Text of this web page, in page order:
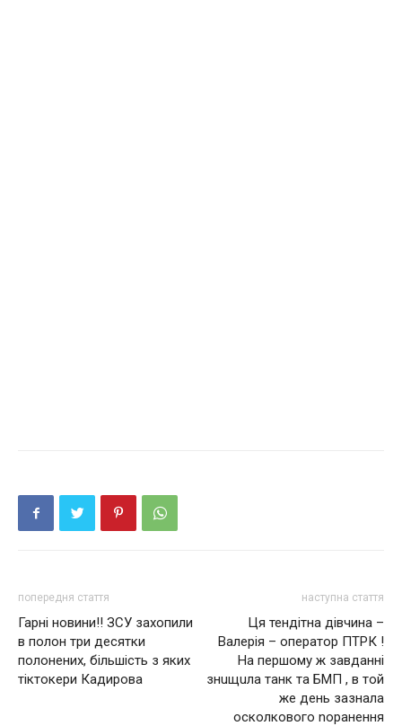
попередня стаття
Гарні новини!! ЗСУ захопили
в полон три десятки
полонених, більшість з яких
тіктокери Кадирова
наступна стаття
Ця тендітна дівчина –
Валерія – оператор ПТРК !
На першому ж завданні
знuщuла танк та БМП , в той
же день зазнала
осколкового noрaнeння